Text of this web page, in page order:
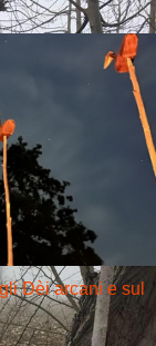
Dèi arcani e sul